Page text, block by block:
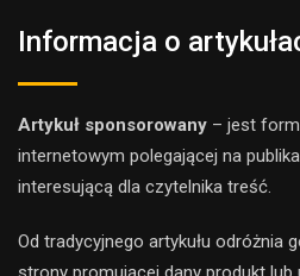
Informacja o
Artykuł sponsorowany – jest
internetowym polegającej na
interesującą dla czytelnika treść.
Od tradycyjnego artykułu odróżnia